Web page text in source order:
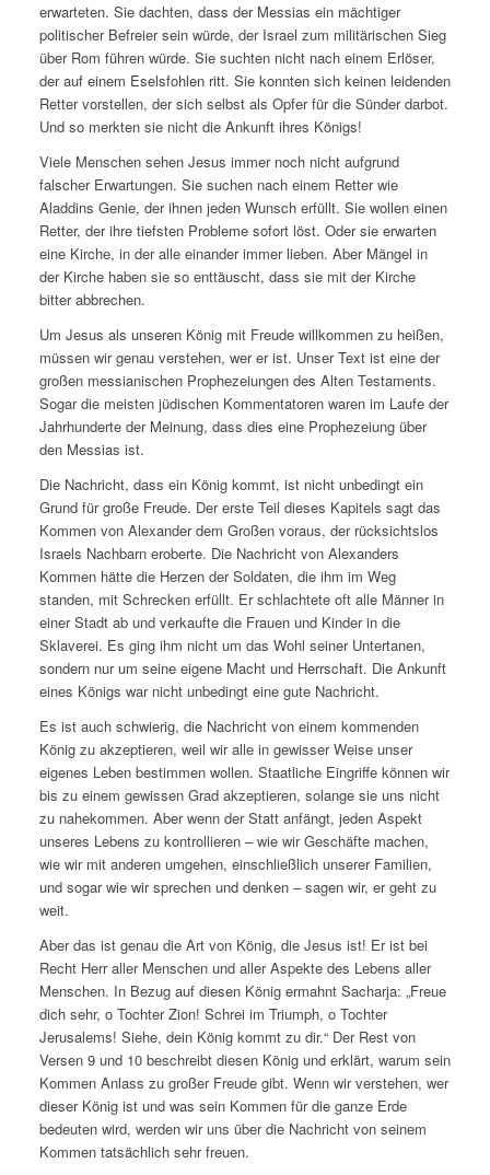
erwarteten. Sie dachten, dass der Messias ein mächtiger
politischer Befreier sein würde, der Israel zum militärischen Sieg
über Rom führen würde. Sie suchten nicht nach einem Erlöser,
der auf einem Eselsfohlen ritt. Sie konnten sich keinen leidenden
Retter vorstellen, der sich selbst als Opfer für die Sünder darbot.
Und so merkten sie nicht die Ankunft ihres Königs!
Viele Menschen sehen Jesus immer noch nicht aufgrund
falscher Erwartungen. Sie suchen nach einem Retter wie
Aladdins Genie, der ihnen jeden Wunsch erfüllt. Sie wollen einen
Retter, der ihre tiefsten Probleme sofort löst. Oder sie erwarten
eine Kirche, in der alle einander immer lieben. Aber Mängel in
der Kirche haben sie so enttäuscht, dass sie mit der Kirche
bitter abbrechen.
Um Jesus als unseren König mit Freude willkommen zu heißen,
müssen wir genau verstehen, wer er ist. Unser Text ist eine der
großen messianischen Prophezeiungen des Alten Testaments.
Sogar die meisten jüdischen Kommentatoren waren im Laufe der
Jahrhunderte der Meinung, dass dies eine Prophezeiung über
den Messias ist.
Die Nachricht, dass ein König kommt, ist nicht unbedingt ein
Grund für große Freude. Der erste Teil dieses Kapitels sagt das
Kommen von Alexander dem Großen voraus, der rücksichtslos
Israels Nachbarn eroberte. Die Nachricht von Alexanders
Kommen hätte die Herzen der Soldaten, die ihm im Weg
standen, mit Schrecken erfüllt. Er schlachtete oft alle Männer in
einer Stadt ab und verkaufte die Frauen und Kinder in die
Sklaverei. Es ging ihm nicht um das Wohl seiner Untertanen,
sondern nur um seine eigene Macht und Herrschaft. Die Ankunft
eines Königs war nicht unbedingt eine gute Nachricht.
Es ist auch schwierig, die Nachricht von einem kommenden
König zu akzeptieren, weil wir alle in gewisser Weise unser
eigenes Leben bestimmen wollen. Staatliche Eingriffe können wir
bis zu einem gewissen Grad akzeptieren, solange sie uns nicht
zu nahekommen. Aber wenn der Statt anfängt, jeden Aspekt
unseres Lebens zu kontrollieren – wie wir Geschäfte machen,
wie wir mit anderen umgehen, einschließlich unserer Familien,
und sogar wie wir sprechen und denken – sagen wir, er geht zu
weit.
Aber das ist genau die Art von König, die Jesus ist! Er ist bei
Recht Herr aller Menschen und aller Aspekte des Lebens aller
Menschen. In Bezug auf diesen König ermahnt Sacharja: „Freue
dich sehr, o Tochter Zion! Schrei im Triumph, o Tochter
Jerusalems! Siehe, dein König kommt zu dir.“ Der Rest von
Versen 9 und 10 beschreibt diesen König und erklärt, warum sein
Kommen Anlass zu großer Freude gibt. Wenn wir verstehen, wer
dieser König ist und was sein Kommen für die ganze Erde
bedeuten wird, werden wir uns über die Nachricht von seinem
Kommen tatsächlich sehr freuen.